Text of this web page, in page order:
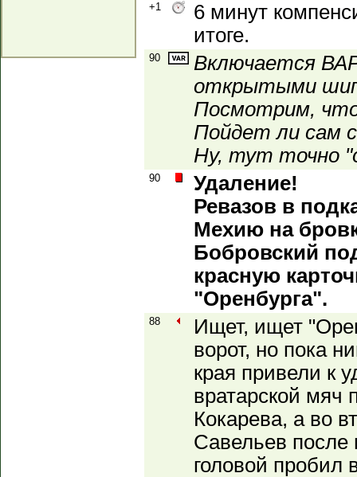
+1
6 минут
итоге.
90
Включается
открытыми
Посмотрим,
Пойдет ли сам
Ну, тут точно
90
Удаление!
Ревазов в
Мехию на
Бобровский
красную
"Оренбурга".
88
Ищет, ищет
ворот, но пока
края привели к
вратарской мяч
Кокарева, а во
Савельев после
головой пробил